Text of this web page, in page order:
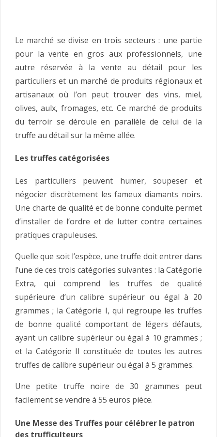
Le marché se divise en trois secteurs : une partie
pour la vente en gros aux professionnels, une
autre réservée à la vente au détail pour les
particuliers et un marché de produits régionaux et
artisanaux où l’on peut trouver des vins, miel,
olives, aulx, fromages, etc. Ce marché de produits
du terroir se déroule en parallèle de celui de la
truffe au détail sur la même allée.
Les truffes catégorisées
Les particuliers peuvent humer, soupeser et
négocier discrètement les fameux diamants noirs.
Une charte de qualité et de bonne conduite permet
d’installer de l’ordre et de lutter contre certaines
pratiques crapuleuses.
Quelle que soit l’espèce, une truffe doit entrer dans
l’une de ces trois catégories suivantes : la Catégorie
Extra, qui comprend les truffes de qualité
supérieure d’un calibre supérieur ou égal à 20
grammes ; la Catégorie I, qui regroupe les truffes
de bonne qualité comportant de légers défauts,
ayant un calibre supérieur ou égal à 10 grammes ;
et la Catégorie II constituée de toutes les autres
truffes de calibre supérieur ou égal à 5 grammes.
Une petite truffe noire de 30 grammes peut
facilement se vendre à 55 euros pièce.
Une Messe des Truffes pour célébrer le patron
des trufficulteurs